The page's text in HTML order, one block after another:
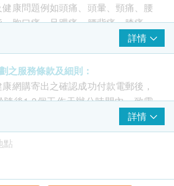
查
務
測試及報告解釋(20分鐘)
康問題例如頭痛、頭暈、頸痛、腰
胸口痛、足踝痛、腰背痛、膝痛、
或過重等等，除了會直接影響身體
外，更影響到日常生活習慣及工作
檢查對健康生活及日常工作非常重
專業醫護人員主理的體態健康及活
用科技儀器及檢測系統，了解脊足
會安排資深營養師作體脂檢測及營
由歐洲獨立實驗室的體內脂肪酸比
詳情
之服務條款及細則：
網購寄出之確認成功付款電郵後，
隨後1-3個工作天辦公時間內，致電
查的時間及地點。客戶亦可致電查
認後1個工作天致電該中心預約 (電
。
醫生評估是否適合進行檢查。如醫
將取消此計劃的服務，全數費用退
詳情
點